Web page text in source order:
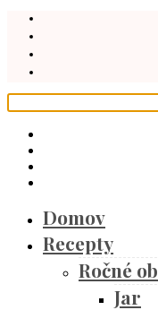
Domov
Recepty
Ročné
Jar